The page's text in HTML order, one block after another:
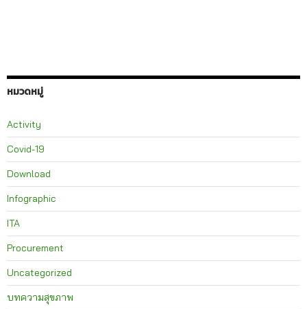
หมวดหมู่
Activity
Covid-19
Download
Infographic
ITA
Procurement
Uncategorized
บทความสุขภาพ